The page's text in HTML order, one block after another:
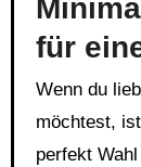
für
Wenn du
möchtest,
perfekt